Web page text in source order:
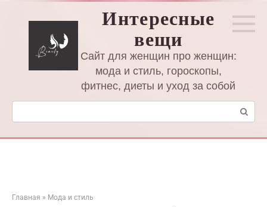
Интересные
вещи
Сайт для женщин про женщин:
мода и стиль, гороскопы,
фитнес, диеты и уход за собой
Поиск:
Главная » Мода и стиль